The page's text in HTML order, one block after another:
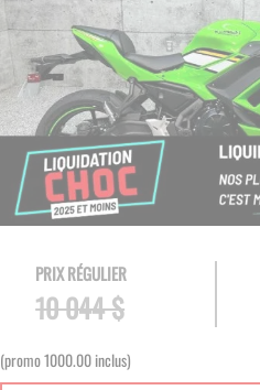
PRIX RÉGULIER
10 044 $
(promo 1000.00 inclus)